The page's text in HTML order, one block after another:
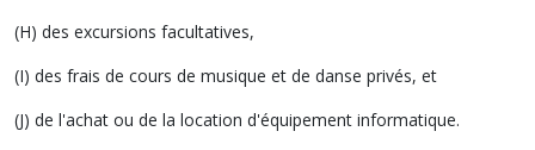
(H) des excursions facultatives,
(I) des frais de cours de musique et de danse privés, et
(J) de l'achat ou de la location d'équipement informatique.